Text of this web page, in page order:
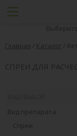
Главная / Каталог /
СПРЕИ ДЛЯ
Вид препарата
Спреи